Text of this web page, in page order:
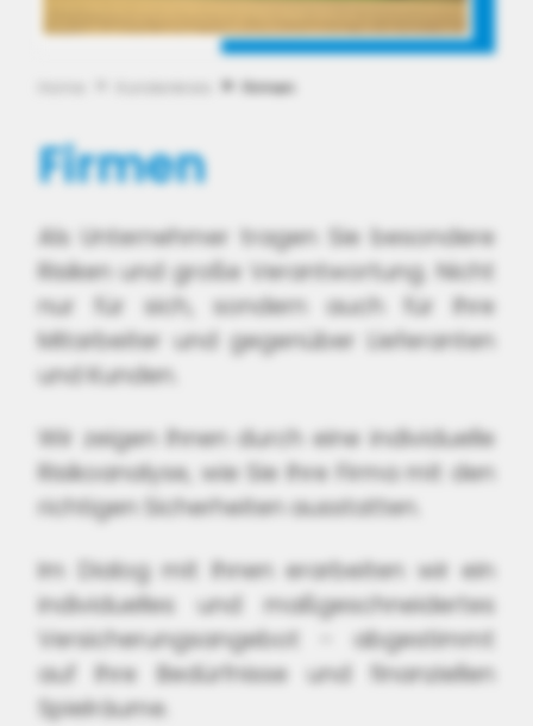
Firmen
Firmen
Als Unternehmer tragen Sie besondere
Risiken und große Verantwortung. Nicht
nur für sich, sondern auch für Ihre
Mitarbeiter und gegenüber Lieferanten
und Kunden.
Wir zeigen Ihnen durch eine individuelle
Risikoanalyse, wie Sie Ihre Firma mit den
richtigen Sicherheiten ausstatten.
Im Dialog mit Ihnen erarbeiten wir ein
individuelles und maßgeschneidertes
Versicherungsangebot - abgestimmt
auf Ihre Bedürfnisse und finanziellen
Spielräume.